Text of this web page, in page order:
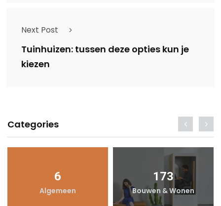
Next Post
Tuinhuizen: tussen deze opties kun je
kiezen
Categories
6
Algemeen
173
Bouwen & Wonen